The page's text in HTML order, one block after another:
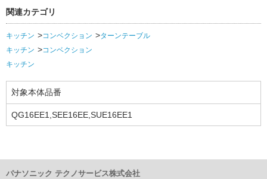
関連カテゴリ
キッチン コンベクション
ターンテーブル
キッチン
コンベクション
キッチン
対象本体品番
QG16EE1,SEE16EE,SUE16EE1
パナソニック テクノサービス株式会社